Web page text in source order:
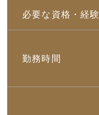
必要な資格・経験
勤務時間